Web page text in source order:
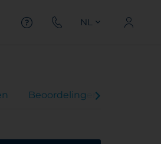
NL
Beoordelingen